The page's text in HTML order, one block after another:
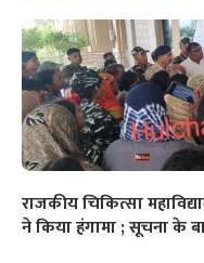
राजकीय चिकित्सा
ने किया हंगामा ; सूचना के